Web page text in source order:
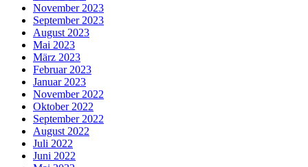
November 2023
September 2023
August 2023
Mai 2023
März 2023
Februar 2023
Januar 2023
November 2022
Oktober 2022
September 2022
August 2022
Juli 2022
Juni 2022